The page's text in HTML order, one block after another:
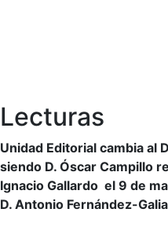
Lecturas
Unidad Editorial cambia al
siendo D. Óscar Campillo
Ignacio Gallardo el 9 de
D. Antonio Fernández-